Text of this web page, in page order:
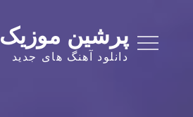
content
پرشین موزیک
دانلود آهنگ های جدید